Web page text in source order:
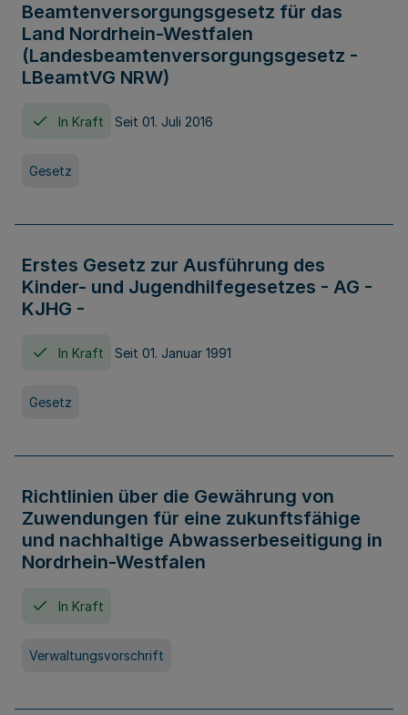
Beamtenversorgungsgesetz für das
Land Nordrhein-Westfalen
(Landesbeamtenversorgungsgesetz -
LBeamtVG NRW)
In Kraft Seit 01. Juli 2016
Gesetz
Erstes Gesetz zur Ausführung des
Kinder- und Jugendhilfegesetzes - AG -
KJHG -
In Kraft Seit 01. Januar 1991
Gesetz
Richtlinien über die Gewährung von
Zuwendungen für eine zukunftsfähige
und nachhaltige Abwasserbeseitigung in
Nordrhein-Westfalen
In Kraft
Verwaltungsvorschrift